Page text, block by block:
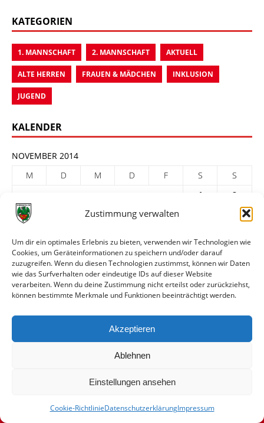
Zustimmung verwalten
Um dir ein optimales Erlebnis zu bieten, verwenden wir Technologien wie
Cookies, um Geräteinformationen zu speichern und/oder darauf
zuzugreifen. Wenn du diesen Technologien zustimmst, können wir Daten
wie das Surfverhalten oder eindeutige IDs auf dieser Website
verarbeiten. Wenn du deine Zustimmung nicht erteilst oder zurückziehst,
können bestimmte Merkmale und Funktionen beeinträchtigt werden.
Akzeptieren
Ablehnen
Einstellungen ansehen
Cookie-RichtlinieDatenschutzerklärungImpressum
KATEGORIEN
1. MANNSCHAFT 2. MANNSCHAFT AKTUELL
ALTE HERREN FRAUEN & MÄDCHEN INKLUSION
JUGEND
KALENDER
NOVEMBER 2014
M
D M D F S
S
1
2
3
5 6 7
17
18 19 20 21 22
24
25 26 27 28 29
« Okt.
Dez. »
ARCHIV
© VfR Wormatia Worms